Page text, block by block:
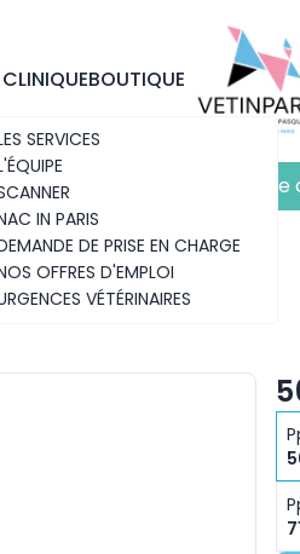
SERVICES
IN PARIS
DE PRISE EN CHARGE
OFFRES D'EMPLOI
VÉTÉRINAIRES
BOUTIQUE
Découvrez notre nouvelle
Découvrez notre nouvelle
BOÎTE